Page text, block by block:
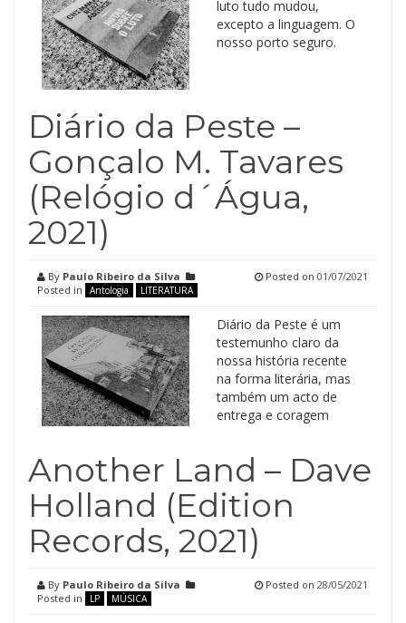
luto tudo mudou,
excepto a linguagem. O
nosso porto seguro.
Diário da Peste –
Gonçalo M. Tavares
(Relógio d´Água,
2021)
By Paulo Ribeiro da Silva
Posted in
Antologia LITERATURA
Posted on 01/07/2021
Diário da Peste é um
testemunho claro da
nossa história recente
na forma literária, mas
também um acto de
entrega e coragem
Another Land – Dave
Holland (Edition
Records, 2021)
By Paulo Ribeiro da Silva
Posted in
LP MÚSICA
Posted on 28/05/2021